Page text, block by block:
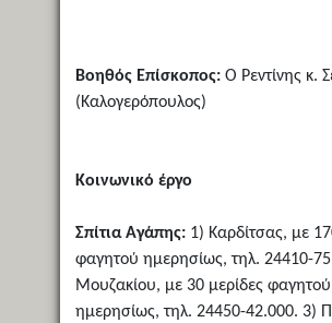
Βοηθός Επίσκοπος:Ο Ρεντίνης κ.
(Καλογερόπουλος)
Κοινωνικό έργο
Σπίτια Αγάπης:1) Καρδίτσας, με
φαγητού ημερησίως, τηλ. 24410-
Μουζακίου, με 30 μερίδες φαγητού
ημερησίως, τηλ. 24450-42.000. 3)